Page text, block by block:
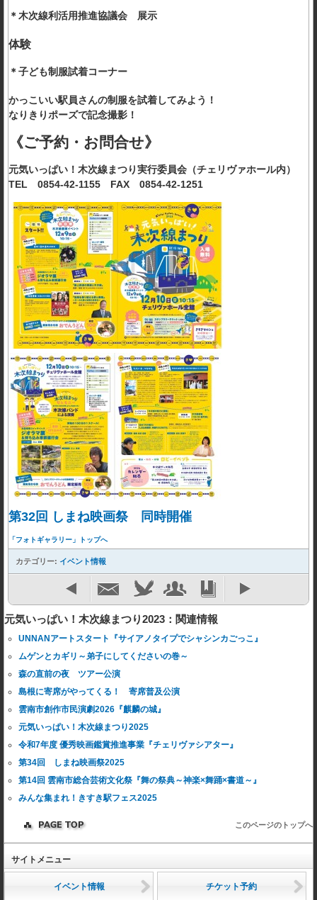
＊木次線利活用推進協議会 展示
体験
＊子ども制服試着コーナー
かっこいい駅員さんの制服を試着してみよう！
なりきりポーズで記念撮影！
《ご予約・お問合せ》
元気いっぱい！木次線まつり実行委員会（チェリヴァホール内）
TEL 0854-42-1155 FAX 0854-42-1251
第32回 しまね映画祭 同時開催
「フォトギャラリー」トップへ
カテゴリー: イベント情報
元気いっぱい！木次線まつり2023：関連情報
UNNANアートスタート『サイアノタイプでシャシンカごっこ』
ムゲンとカギリ～弟子にしてくださいの巻～
森の直前の夜 ツアー公演
島根に寄席がやってくる！ 寄席普及公演
雲南市創作市民演劇2026『麒麟の城』
元気いっぱい！木次線まつり2025
令和7年度 優秀映画鑑賞推進事業『チェリヴァシアター』
第34回 しまね映画祭2025
第14回 雲南市総合芸術文化祭『舞の祭典～神楽×舞踊×書道～』
みんな集まれ！きすき駅フェス2025
このページのトップへ
サイトメニュー
イベント情報 チケット予約